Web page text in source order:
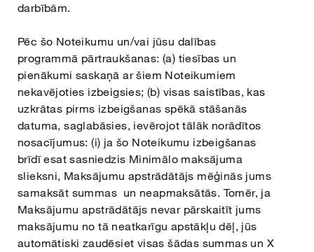
darbībām.
Pēc šo Noteikumu un/vai jūsu dalības
programmā pārtraukšanas: (a) tiesības un
pienākumi saskaņā ar šiem Noteikumiem
nekavējoties izbeigsies; (b) visas saistības, kas
uzkrātas pirms izbeigšanas spēkā stāšanās
datuma, saglabāsies, ievērojot tālāk norādītos
nosacījumus: (i) ja šo Noteikumu izbeigšanas
brīdī esat sasniedzis Minimālo maksājuma
slieksni, Maksājumu apstrādātājs mēģinās jums
samaksāt summas un neapmaksātās. Tomēr, ja
Maksājumu apstrādātājs nevar pārskaitīt jums
maksājumu no tā neatkarīgu apstākļu dēļ, jūs
automātiski zaudēsiet visas šādas summas un X